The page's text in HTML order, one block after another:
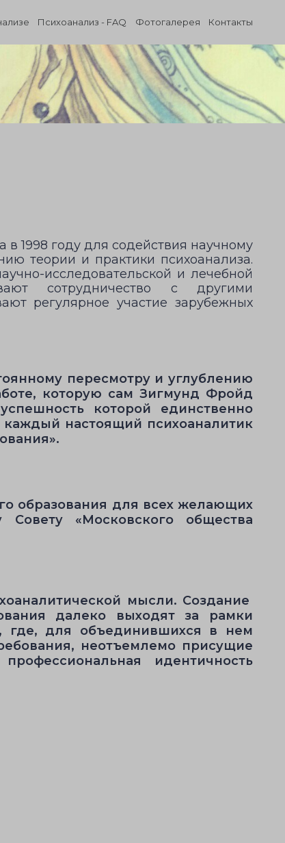
Психоанализ - FAQ Фотогалерея Контакты
1998 году для содействия научному
теории и практики психоанализа.
исследовательской и лечебной
сотрудничество с другими
регулярное участие зарубежных
пересмотру и углублению
которую сам Зигмунд Фройд
которой единственно
каждый настоящий психоаналитик
образования для всех желающих
Совету «Московского общества
мысли. Создание
далеко выходят за рамки
где, для объединившихся в нем
неотъемлемо присущие
идентичность